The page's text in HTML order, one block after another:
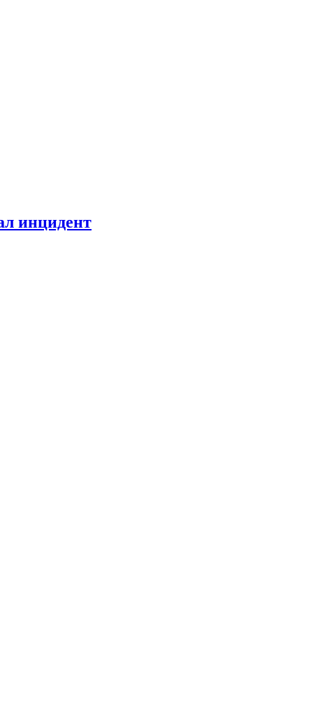
инцидент